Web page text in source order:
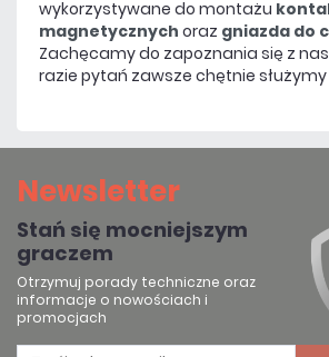
wykorzystywane do montażu
magnetycznych oraz gniazda do
Zachęcamy do zapoznania się z
razie pytań zawsze chętnie
Newsletter
Stań się mocniejszym
graczem
Otrzymuj porady techniczne oraz
informacje o nowościach i
promocjach